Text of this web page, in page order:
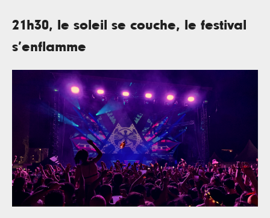
21h30, le soleil se couche, le festival
s’enflamme